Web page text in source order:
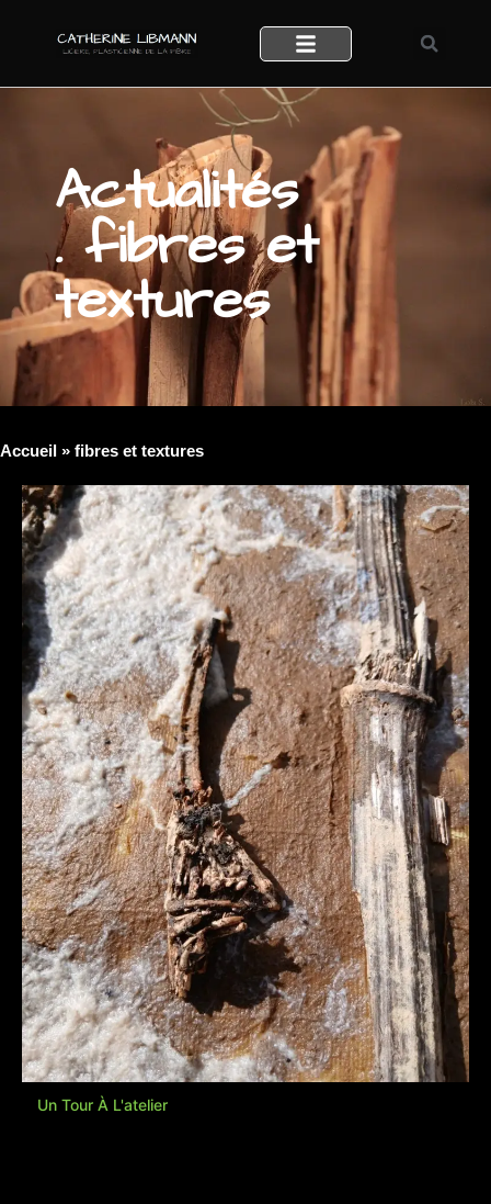
Actualités
. fibres et
textures
Accueil » fibres et textures
Un Tour À L'atelier